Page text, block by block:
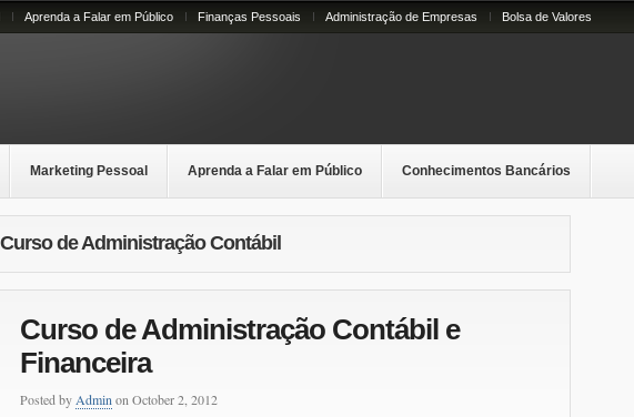
Aprenda a Falar em Público Finanças Pessoais Administração de Empresas Bolsa de Valores
Marketing Pessoal Aprenda a Falar em Público Conhecimentos Bancários
de Administração Contábil
Curso de Administração Contábil e
Financeira
Posted by Admin on October 2, 2012